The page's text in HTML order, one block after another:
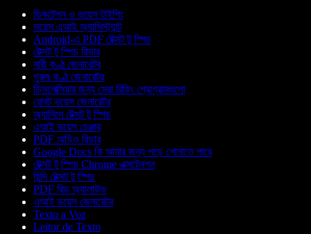
ডিকটেশন ও ভয়েস টাইপিং
ভয়েস এআই অ্যাসিস্ট্যান্ট
Android-এ PDF টেক্সট টু স্পিচ
টেক্সট টু স্পিচ রিডার
নারী কণ্ঠ জেনারেটর
পুরুষ কণ্ঠ জেনারেটর
ডিসলেক্সিয়ার জন্য সেরা রিডিং প্রোগ্রামগুলো
রোবট ভয়েস জেনারেটর
অ্যানিমে টেক্সট টু স্পিচ
এআই ভয়েস চেঞ্জার
PDF অডিও রিডার
Google Docs কি আমার জন্য পড়ে শোনাতে পারে
টেক্সট টু স্পিচ Chrome এক্সটেনশন
হিন্দি টেক্সট টু স্পিচ
PDF রিড অ্যালাউড
এআই ভয়েস জেনারেটর
Texto a Voz
Leitor de Texto